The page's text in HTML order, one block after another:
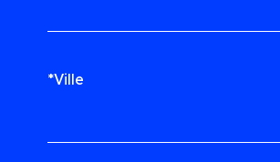
*Ville